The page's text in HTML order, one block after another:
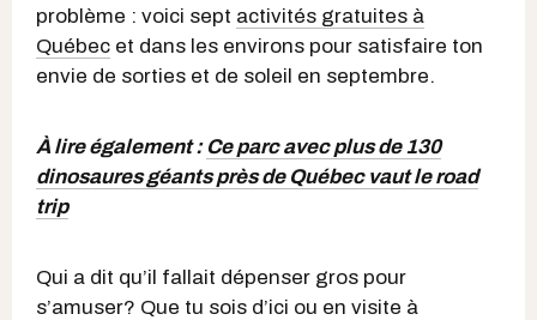
problème : voici sept activités gratuites à
Québec et dans les environs pour satisfaire ton
envie de sorties et de soleil en septembre.
À lire également : Ce parc avec plus de 130
dinosaures géants près de Québec vaut le road
trip
Qui a dit qu’il fallait dépenser gros pour
s’amuser? Que tu sois d’ici ou en visite à